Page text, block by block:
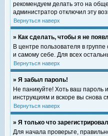
рекомендуем делать это на
администратор отключил эту
Вернуться наверх
» Как сделать, чтобы я не
В центре пользователя в
и самому себе. Для всех
Вернуться наверх
» Я забыл пароль!
Не паникуйте! Хоть ваш пароль
инструкциям и вскоре вы снова
Вернуться наверх
» Я только что
Для начала проверьте,